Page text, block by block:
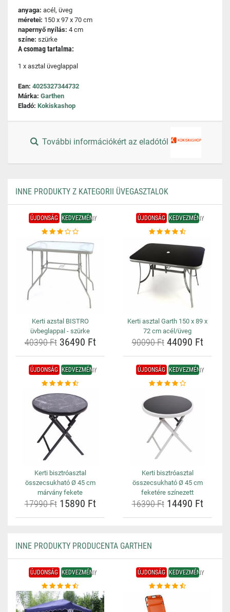
anyaga: acél, üveg
méretei: 150 x 97 x 70 cm
napernyő nyílás: 4 cm
színe: szürke
A csomag tartalma:
1 x asztal üveglappal
Ean: 4025327344732
Márka: Garthen
Eladó: Kokiskashop
További információkért az eladótól
INNE PRODUKTY Z KATEGORII ÜVEGASZTALOK
ÚJDONSÁG KEDVEZMÉNY
Kerti azstal BISTRO
üvbeglappal - szürke
40390 Ft36490 Ft
ÚJDONSÁG KEDVEZMÉNY
Kerti asztal Garth 150 x 89 x
72 cm acél/üveg
90090 Ft44090 Ft
ÚJDONSÁG KEDVEZMÉNY
Kerti bisztróasztal
összecsukható Ø 45 cm
márvány fekete
17990 Ft15890 Ft
ÚJDONSÁG KEDVEZMÉNY
Kerti bisztróasztal
összecsukható Ø 45 cm
feketére színezett
16390 Ft14490 Ft
INNE PRODUKTY PRODUCENTA GARTHEN
ÚJDONSÁG KEDVEZMÉNY ÚJDONSÁG KEDVEZMÉNY